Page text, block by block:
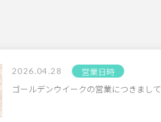
2026.04.28
営業日時
ゴールデンウイークの営業につきまして